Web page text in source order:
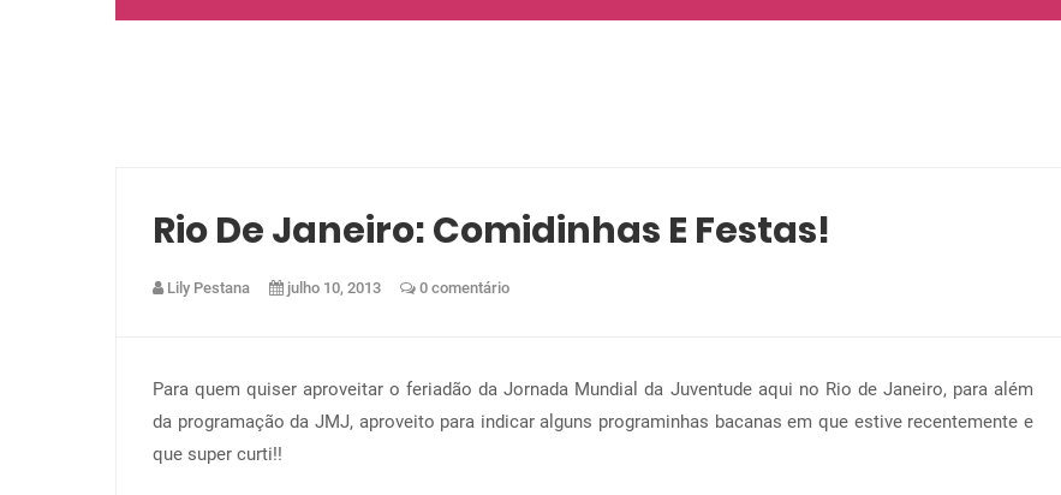
Rio De Janeiro: Comidinhas E Festas!
Lily Pestana julho 10, 2013 0 comentário
Para quem quiser aproveitar o feriadão da Jornada Mundial da Juventude aqui no Rio de Janeiro, para além
da programação da JMJ, aproveito para indicar alguns programinhas bacanas em que estive recentemente e
que super curti!!